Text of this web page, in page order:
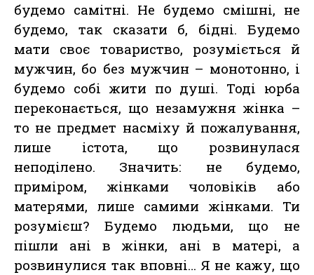
будемо самітні. Не будемо смішні, не
будемо, так сказати б, бідні. Будемо
мати своє товариство, розуміється й
мужчин, бо без мужчин – монотонно, і
будемо собі жити по душі. Тоді юрба
переконається, що незамужня жінка –
то не предмет насміху й пожалування,
лише істота, що розвинулася
неподілено. Значить: не будемо,
приміром, жінками чоловіків або
матерями, лише самими жінками. Ти
розумієш? Будемо людьми, що не
пішли ані в жінки, ані в матері, а
розвинулися так вповні… Я не кажу, що